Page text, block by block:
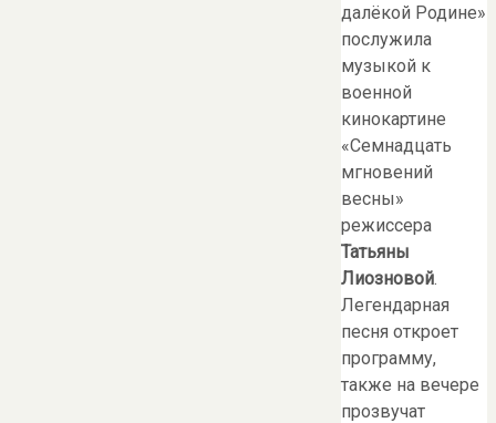
далёкой Родине»
послужила
музыкой к
военной
кинокартине
«Семнадцать
мгновений
весны»
режиссера
Татьяны
Лиозновой.
Легендарная
песня откроет
программу,
также на вечере
прозвучат